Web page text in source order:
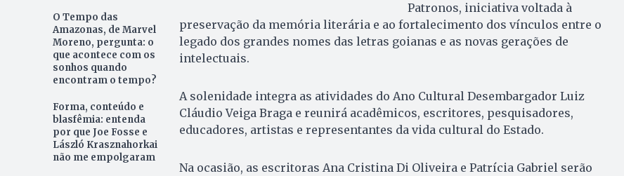
O Tempo das
Amazonas, de Marvel
Moreno, pergunta: o
que acontece com os
sonhos quando
encontram o tempo?
Forma, conteúdo e
blasfêmia: entenda
por que Joe Fosse e
László Krasznahorkai
não me empolgaram
Patronos, iniciativa voltada à
preservação da memória literária e ao fortalecimento dos vínculos entre o
legado dos grandes nomes das letras goianas e as novas gerações de
intelectuais.
A solenidade integra as atividades do Ano Cultural Desembargador Luiz
Cláudio Veiga Braga e reunirá acadêmicos, escritores, pesquisadores,
educadores, artistas e representantes da vida cultural do Estado.
Na ocasião, as escritoras Ana Cristina Di Oliveira e Patrícia Gabriel serão